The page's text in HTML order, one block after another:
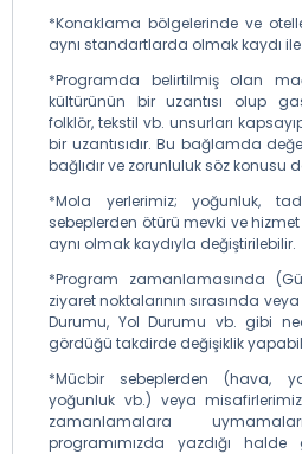
*Konaklama bölgelerinde ve
aynı standartlarda olmak kaydı
*Programda belirtilmiş olan
kültürünün bir uzantısı olup
folklör, tekstil vb. unsurları
bir uzantısıdır. Bu bağlamda
bağlıdır ve zorunluluk söz konusu
*Mola yerlerimiz; yoğunluk,
sebeplerden ötürü mevki ve
aynı olmak kaydıyla değiştirilebilir.
*Program zamanlamasında
ziyaret noktalarının sırasında
Durumu, Yol Durumu vb. gibi
gördüğü takdirde değişiklik
*Mücbir sebeplerden (hava,
yoğunluk vb.) veya
zamanlamalara
programımızda yazdığı halde